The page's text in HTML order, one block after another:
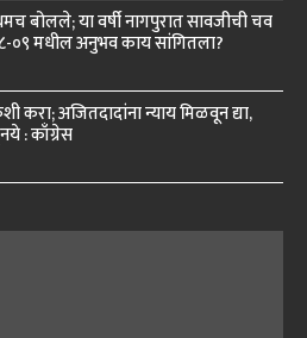
बोलले; या वर्षी नागपुरात सावजीची चव
०९ मधील अनुभव काय सांगितला?
करा; अजितदादांना न्याय मिळवून द्या,
: काँग्रेस